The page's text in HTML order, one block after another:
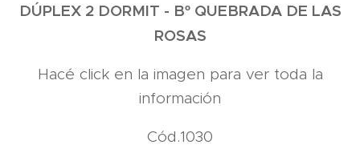
DÚPLEX 2 DORMIT - Bº QUEBRADA DE LAS
ROSAS
Hacé click en la imagen para ver toda la
información
Cód.1030